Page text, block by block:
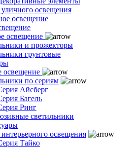
освещения
освещение
освещение
и прожекторы
грунтовые
освещение
по сериям
Айсберг
Багель
Ринг
светильники
освещения
Тайко